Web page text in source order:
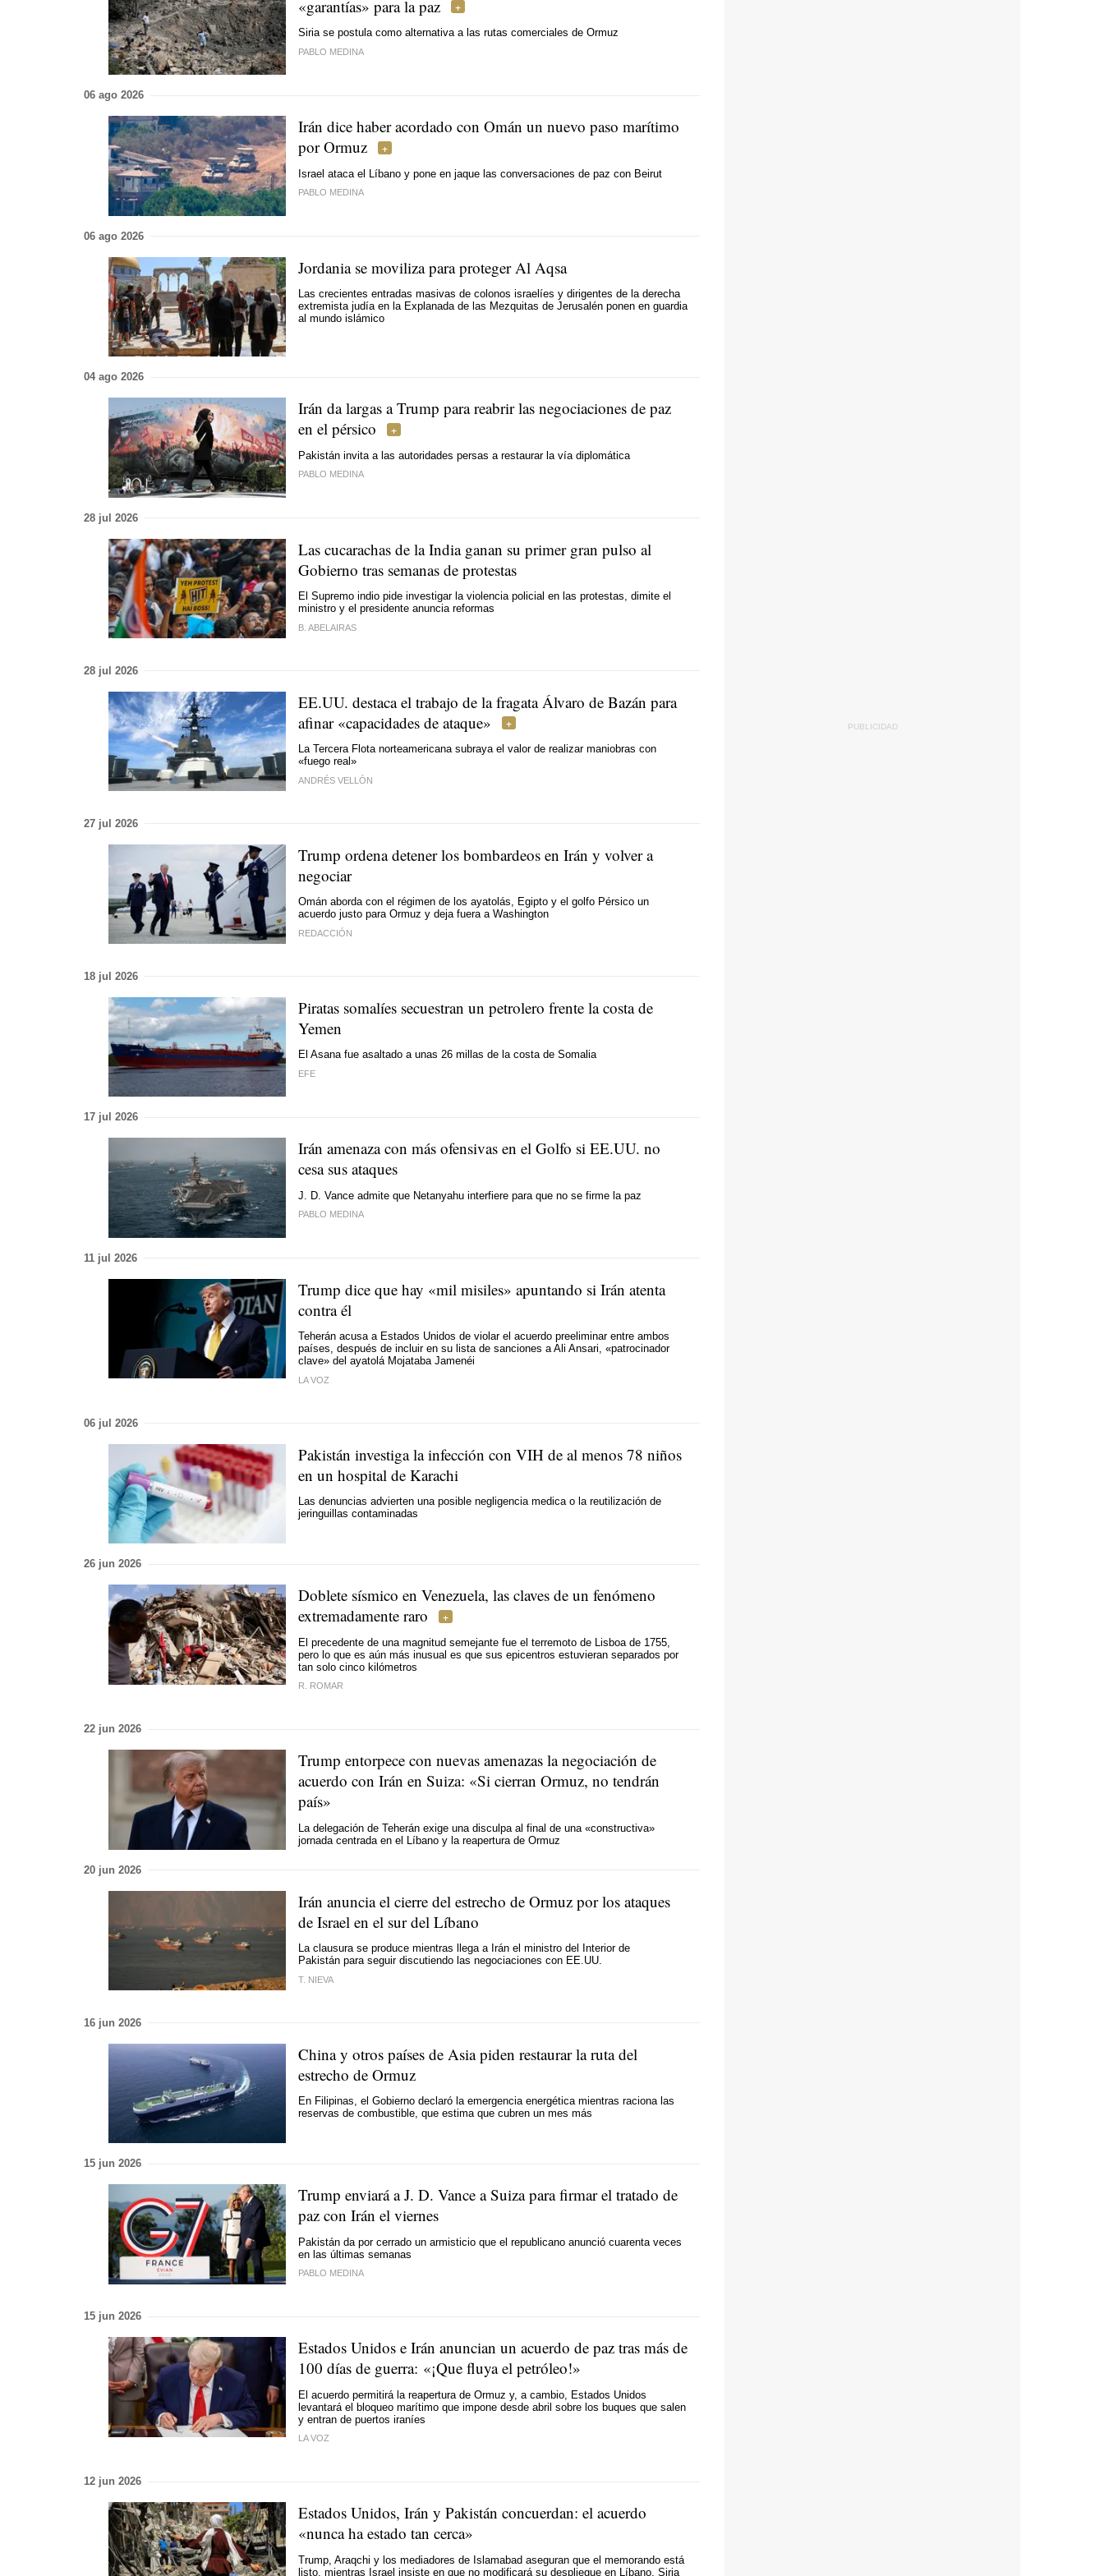
«garantías» para la paz
Siria se postula como alternativa a las rutas comerciales de Ormuz
PABLO MEDINA
06 ago 2026
Irán dice haber acordado con Omán un nuevo paso marítimo
por Ormuz
Israel ataca el Líbano y pone en jaque las conversaciones de paz con Beirut
PABLO MEDINA
06 ago 2026
Jordania se moviliza para proteger Al Aqsa
Las crecientes entradas masivas de colonos israelíes y dirigentes de la derecha
extremista judía en la Explanada de las Mezquitas de Jerusalén ponen en guardia
al mundo islámico
04 ago 2026
Irán da largas a Trump para reabrir las negociaciones de paz
en el pérsico
Pakistán invita a las autoridades persas a restaurar la vía diplomática
PABLO MEDINA
28 jul 2026
Las cucarachas de la India ganan su primer gran pulso al
Gobierno tras semanas de protestas
El Supremo indio pide investigar la violencia policial en las protestas, dimite el
ministro y el presidente anuncia reformas
B. ABELAIRAS
28 jul 2026
EE.UU. destaca el trabajo de la fragata Álvaro de Bazán para
afinar «capacidades de ataque»
La Tercera Flota norteamericana subraya el valor de realizar maniobras con
«fuego real»
ANDRÉS VELLÓN
27 jul 2026
Trump ordena detener los bombardeos en Irán y volver a
negociar
Omán aborda con el régimen de los ayatolás, Egipto y el golfo Pérsico un
acuerdo justo para Ormuz y deja fuera a Washington
REDACCIÓN
18 jul 2026
Piratas somalíes secuestran un petrolero frente la costa de
Yemen
El Asana fue asaltado a unas 26 millas de la costa de Somalia
EFE
17 jul 2026
Irán amenaza con más ofensivas en el Golfo si EE.UU. no
cesa sus ataques
J. D. Vance admite que Netanyahu interfiere para que no se firme la paz
PABLO MEDINA
11 jul 2026
Trump dice que hay «mil misiles» apuntando si Irán atenta
contra él
Teherán acusa a Estados Unidos de violar el acuerdo preeliminar entre ambos
países, después de incluir en su lista de sanciones a Ali Ansari, «patrocinador
clave» del ayatolá Mojataba Jamenéi
LA VOZ
06 jul 2026
Pakistán investiga la infección con VIH de al menos 78 niños
en un hospital de Karachi
Las denuncias advierten una posible negligencia medica o la reutilización de
jeringuillas contaminadas
26 jun 2026
Doblete sísmico en Venezuela, las claves de un fenómeno
extremadamente raro
El precedente de una magnitud semejante fue el terremoto de Lisboa de 1755,
pero lo que es aún más inusual es que sus epicentros estuvieran separados por
tan solo cinco kilómetros
R. ROMAR
22 jun 2026
Trump entorpece con nuevas amenazas la negociación de
acuerdo con Irán en Suiza: «Si cierran Ormuz, no tendrán
país»
La delegación de Teherán exige una disculpa al final de una «constructiva»
jornada centrada en el Líbano y la reapertura de Ormuz
20 jun 2026
Irán anuncia el cierre del estrecho de Ormuz por los ataques
de Israel en el sur del Líbano
La clausura se produce mientras llega a Irán el ministro del Interior de
Pakistán para seguir discutiendo las negociaciones con EE.UU.
T. NIEVA
16 jun 2026
China y otros países de Asia piden restaurar la ruta del
estrecho de Ormuz
En Filipinas, el Gobierno declaró la emergencia energética mientras raciona las
reservas de combustible, que estima que cubren un mes más
15 jun 2026
Trump enviará a J. D. Vance a Suiza para firmar el tratado de
paz con Irán el viernes
Pakistán da por cerrado un armisticio que el republicano anunció cuarenta veces
en las últimas semanas
PABLO MEDINA
15 jun 2026
Estados Unidos e Irán anuncian un acuerdo de paz tras más de
100 días de guerra: «¡Que fluya el petróleo!»
El acuerdo permitirá la reapertura de Ormuz y, a cambio, Estados Unidos
levantará el bloqueo marítimo que impone desde abril sobre los buques que salen
y entran de puertos iraníes
LA VOZ
12 jun 2026
Estados Unidos, Irán y Pakistán concuerdan: el acuerdo
«nunca ha estado tan cerca»
Trump, Araqchi y los mediadores de Islamabad aseguran que el memorando está
listo, mientras Israel insiste en que no modificará su despliegue en Líbano, Siria